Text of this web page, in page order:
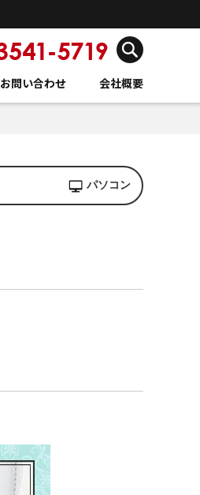
お問い合わせ 会社概要
パソコン